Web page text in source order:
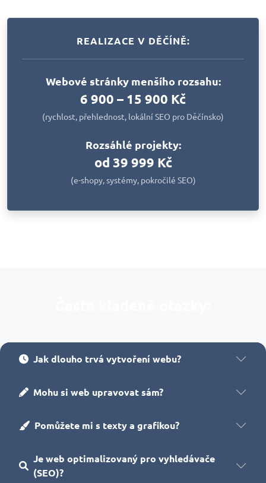
REALIZACE V DĚČÍNĚ:
Webové stránky menšího rozsahu:
6 900 – 15 900 Kč
(rychlost, přehlednost, lokální SEO pro Děčínsko)
Rozsáhlé projekty:
od 39 999 Kč
(e-shopy, systémy, pokročilé SEO)
Jak dlouho trvá vytvoření webu?
Mohu si web upravovat sám?
Pomůžete mi s texty a grafikou?
Je web optimalizovaný pro vyhledávače
(SEO)?